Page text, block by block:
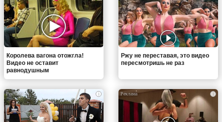
Королева вагона отожгла!
Видео не оставит
равнодушным
Ржу не переставая, это видео
пересмотришь не раз
i i